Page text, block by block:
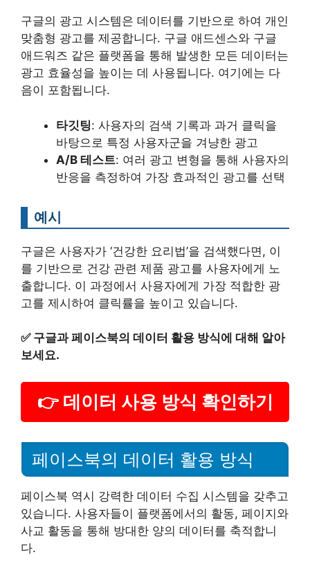
구글의 광고 시스템은 데이터를 기반으로 하여 개인
맞춤형 광고를 제공합니다. 구글 애드센스와 구글
애드워즈 같은 플랫폼을 통해 발생한 모든 데이터는
광고 효율성을 높이는 데 사용됩니다. 여기에는 다
음이 포함됩니다.
타깃팅: 사용자의 검색 기록과 과거 클릭을
바탕으로 특정 사용자군을 겨냥한 광고
A/B 테스트: 여러 광고 변형을 통해 사용자의
반응을 측정하여 가장 효과적인 광고를 선택
예시
구글은 사용자가 ‘건강한 요리법’을 검색했다면, 이
를 기반으로 건강 관련 제품 광고를 사용자에게 노
출합니다. 이 과정에서 사용자에게 가장 적합한 광
고를 제시하여 클릭률을 높이고 있습니다.
✅ 구글과 페이스북의 데이터 활용 방식에 대해 알아
보세요.
👉 데이터 사용 방식 확인하기
페이스북의 데이터 활용 방식
페이스북 역시 강력한 데이터 수집 시스템을 갖추고
있습니다. 사용자들이 플랫폼에서의 활동, 페이지와
사교 활동을 통해 방대한 양의 데이터를 축적합니
다.